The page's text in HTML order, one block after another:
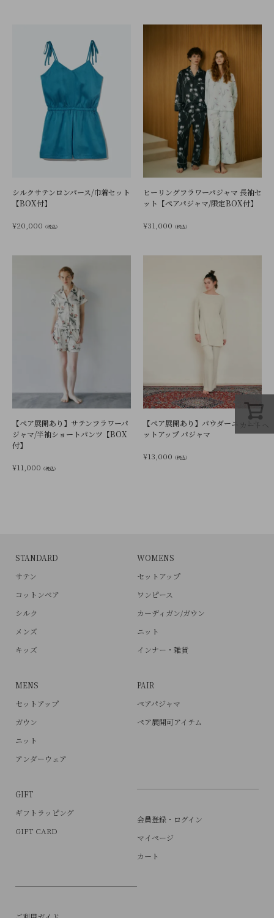
カートへ
シルクサテンロンパース/巾着セット
【BOX付】
¥20,000 （税込）
ヒーリングフラワーパジャマ 長袖セ
ット【ペアパジャマ/限定BOX付】
¥31,000 （税込）
【ペア展開あり】サテンフラワーパ
ジャマ/半袖ショートパンツ【BOX
付】
¥11,000 （税込）
【ペア展開あり】パウダーニットセ
ットアップ パジャマ
¥13,000 （税込）
STANDARD
サテン
コットンベア
シルク
メンズ
キッズ
WOMENS
セットアップ
ワンピース
カーディガン/ガウン
ニット
インナー・雑貨
MENS
セットアップ
ガウン
ニット
アンダーウェア
PAIR
ペアパジャマ
ペア展開可アイテム
GIFT
ギフトラッピング
GIFT CARD
会員登録・ログイン
マイページ
カート